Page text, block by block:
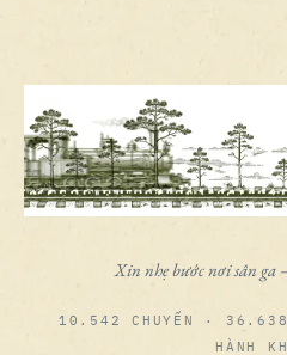
Xin nhẹ bước nơi sân ga
10.542 CHUYẾN ·
HÀNH